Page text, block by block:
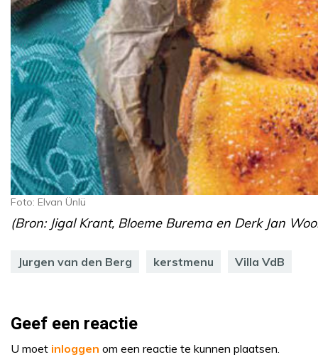
Foto: Elvan Ünlü
(Bron: Jigal Krant, Bloeme Burema en Derk Jan
Jurgen van den Berg kerstmenu Villa VdB
Geef een reactie
U moet inloggen om een reactie te kunnen plaatsen.